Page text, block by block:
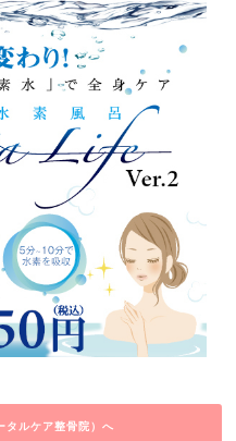
ルケア整骨院）へ